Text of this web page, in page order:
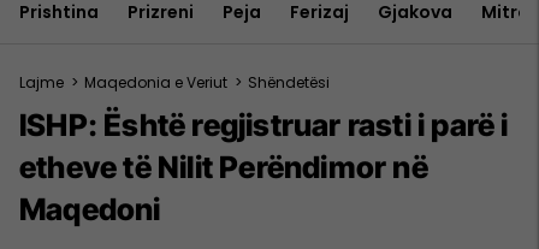
Prishtina Prizreni Peja Ferizaj Gjakova
Lajme > Maqedonia e Veriut > Shëndetësi
ISHP: Është regjistruar rasti i parë i
etheve të Nilit Perëndimor në
Maqedoni